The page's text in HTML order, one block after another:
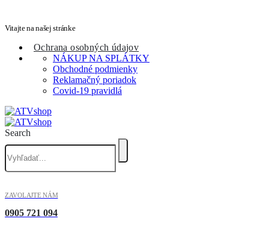
Vitajte na našej stránke
Ochrana osobných údajov
NÁKUP NA SPLÁTKY
Obchodné podmienky
Reklamačný poriadok
Covid-19 pravidlá
Search
ZAVOLAJTE NÁM
0905 721 094